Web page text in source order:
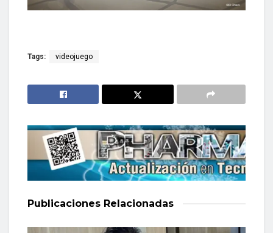
Tags: videojuego
Publicaciones Relacionadas